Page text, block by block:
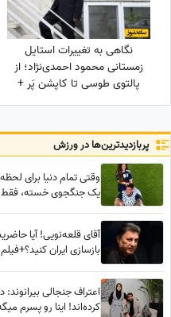
نگاهی به تغییرات استایل
زمستانی محمود احمدی‌نژاد؛ از
پالتوی طوسی تا کاپشن پَر +
عکس
پربازدید‌ترین‌ها در ورزش
وقتی تمام دنیا برای
یک جنگجوی خسته، فقط
آقای قلعه‌نویی! آیا
بازسازی ایران کنید؟+فیلم
اعتراف جنجالی
کرده‌اند! اینا رو پسرم